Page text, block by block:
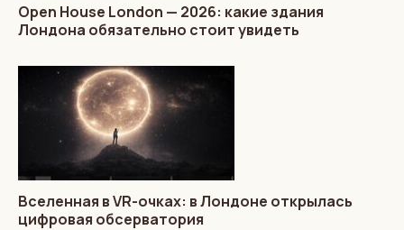
Open House London — 2026: какие здания
Лондона обязательно стоит увидеть
Вселенная в VR-очках: в Лондоне открылась
цифровая обсерватория